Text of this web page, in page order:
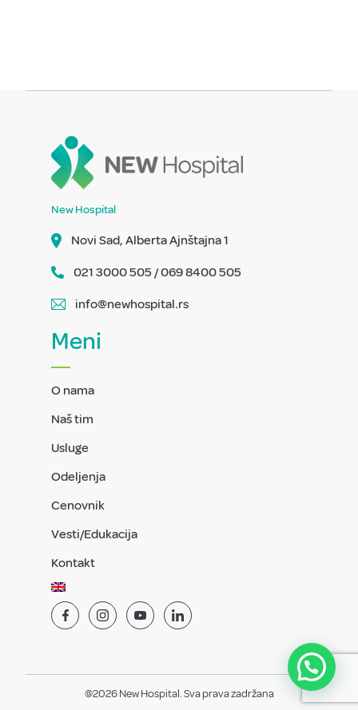
New Hospital
Novi Sad, Alberta Ajnštajna 1
021 3000 505 / 069 8400 505
info@newhospital.rs
Meni
O nama
Naš tim
Usluge
Odeljenja
Cenovnik
Vesti/Edukacija
Kontakt
@2026 New Hospital. Sva prava zadržana